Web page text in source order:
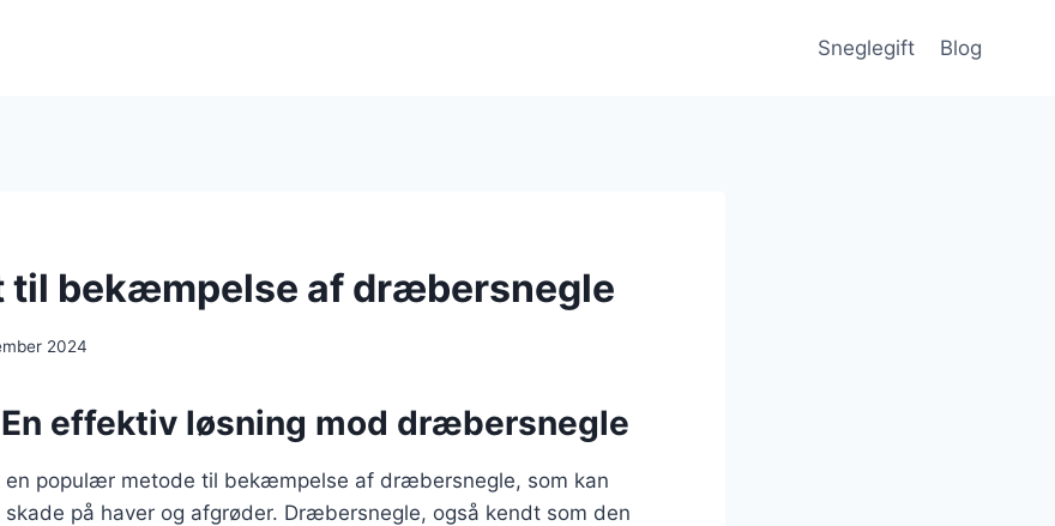
Sneglegift Blog
til bekæmpelse af dræbersnegle
2024
effektiv løsning mod dræbersnegle
en populær metode til bekæmpelse af dræbersnegle, som kan
på haver og afgrøder. Dræbersnegle, også kendt som den